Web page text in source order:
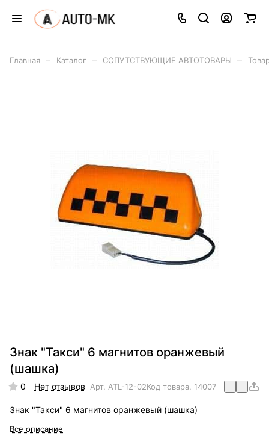
Главная Каталог СОПУТСТВУЮЩИЕ АВТОТОВАРЫ
Знак "Такси" 6 магнитов оранжевый
(шашка)
0 Нет отзывов Арт. ATL-12-02Код товара. 14007
Знак "Такси" 6 магнитов оранжевый (шашка)
Все описание